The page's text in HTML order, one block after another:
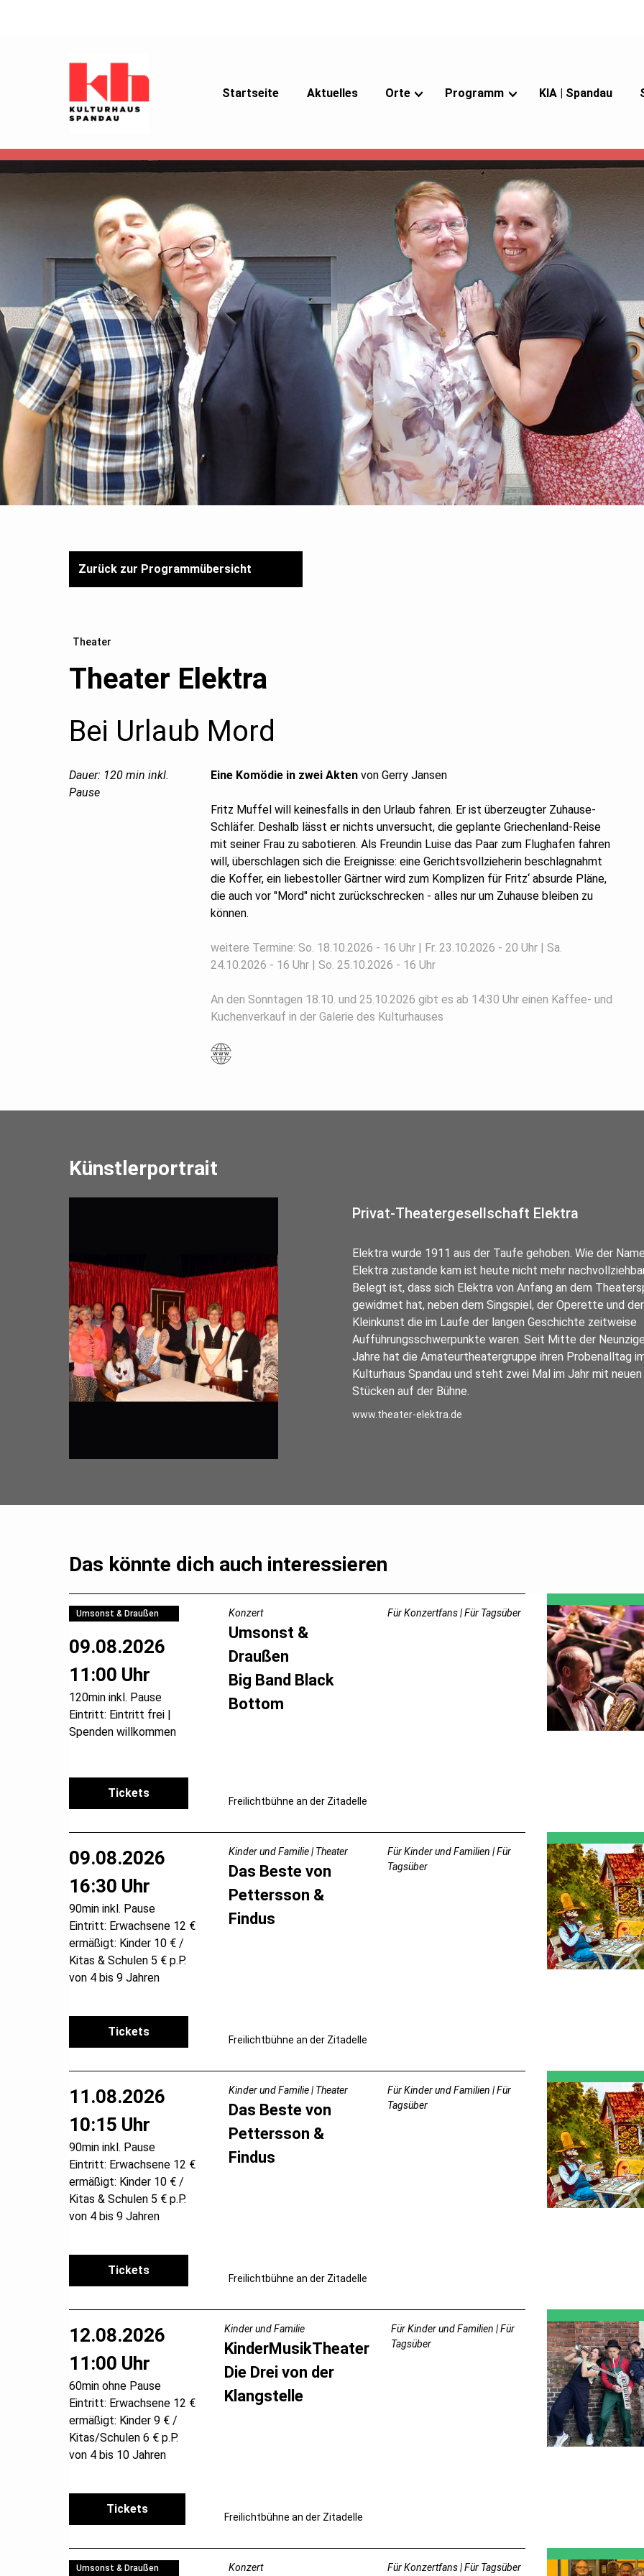
Startseite Aktuelles Orte Programm KIA | Spandau
Zurück zur Programmübersicht
Theater
Theater Elektra
Bei Urlaub Mord
Dauer: 120 min inkl.
Pause
Eine Komödie in zwei Akten von Gerry Jansen
Fritz Muffel will keinesfalls in den Urlaub fahren. Er ist überzeugter Zuhause-
Schläfer. Deshalb lässt er nichts unversucht, die geplante Griechenland-Reise
mit seiner Frau zu sabotieren. Als Freundin Luise das Paar zum Flughafen fahren
will, überschlagen sich die Ereignisse: eine Gerichtsvollzieherin beschlagnahmt
die Koffer, ein liebestoller Gärtner wird zum Komplizen für Fritz‘ absurde Pläne,
die auch vor "Mord" nicht zurückschrecken - alles nur um Zuhause bleiben zu
können.
weitere Termine: So. 18.10.2026 - 16 Uhr | Fr. 23.10.2026 - 20 Uhr | Sa.
24.10.2026 - 16 Uhr | So. 25.10.2026 - 16 Uhr
An den Sonntagen 18.10. und 25.10.2026 gibt es ab 14:30 Uhr einen Kaffee- und
Kuchenverkauf in der Galerie des Kulturhauses
Künstlerportrait
Privat-Theatergesellschaft Elektra
Elektra wurde 1911 aus der Taufe gehoben. Wie der Name
Elektra zustande kam ist heute nicht mehr
Belegt ist, dass sich Elektra von Anfang an dem
gewidmet hat, neben dem Singspiel, der Operette und der
Kleinkunst die im Laufe der langen Geschichte zeitweise
Aufführungsschwerpunkte waren. Seit Mitte der
Jahre hat die Amateurtheatergruppe ihren Probenalltag
Kulturhaus Spandau und steht zwei Mal im Jahr mit neuen
Stücken auf der Bühne.
www.theater-elektra.de
Das könnte dich auch interessieren
Umsonst & Draußen
09.08.2026
11:00 Uhr
120min inkl. Pause
Eintritt: Eintritt frei |
Spenden willkommen
Tickets
Konzert
Umsonst &
Draußen
Big Band Black
Bottom
Freilichtbühne an der Zitadelle
Für Konzertfans | Für Tagsüber
09.08.2026
16:30 Uhr
90min inkl. Pause
Eintritt: Erwachsene 12 €
ermäßigt: Kinder 10 € /
Kitas & Schulen 5 € p.P.
von 4 bis 9 Jahren
Tickets
Kinder und Familie | Theater
Das Beste von
Pettersson &
Findus
Freilichtbühne an der Zitadelle
Für Kinder und Familien | Für
Tagsüber
11.08.2026
10:15 Uhr
90min inkl. Pause
Eintritt: Erwachsene 12 €
ermäßigt: Kinder 10 € /
Kitas & Schulen 5 € p.P.
von 4 bis 9 Jahren
Tickets
Kinder und Familie | Theater
Das Beste von
Pettersson &
Findus
Freilichtbühne an der Zitadelle
Für Kinder und Familien | Für
Tagsüber
12.08.2026
11:00 Uhr
60min ohne Pause
Eintritt: Erwachsene 12 €
ermäßigt: Kinder 9 € /
Kitas/Schulen 6 € p.P.
von 4 bis 10 Jahren
Tickets
Kinder und Familie
KinderMusikTheater
Die Drei von der
Klangstelle
Freilichtbühne an der Zitadelle
Für Kinder und Familien | Für
Tagsüber
Umsonst & Draußen Konzert Für Konzertfans | Für Tagsüber